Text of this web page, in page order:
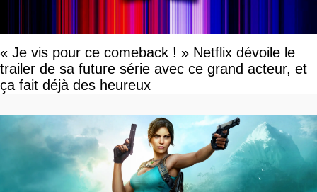
« Je vis pour ce comeback ! » Netflix dévoile le
trailer de sa future série avec ce grand acteur, et
ça fait déjà des heureux